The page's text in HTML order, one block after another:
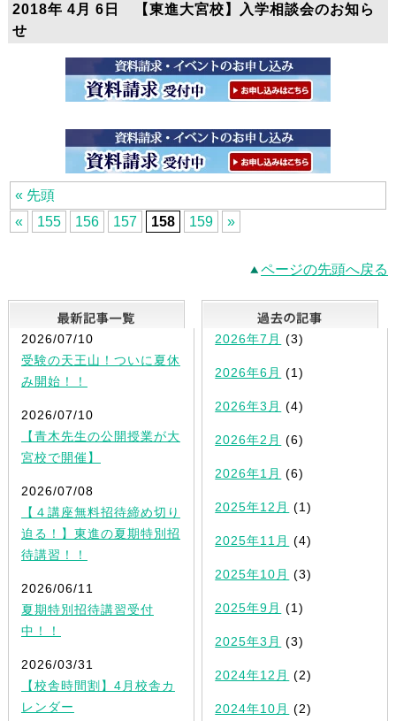
2018年 4月 6日 【東進大宮校】入学相談会のお知ら
せ
« 先頭
«
155 156 157 158 159 »
ページの先頭へ戻る
最新記事一覧
2026/07/10
受験の天王山！ついに夏休
み開始！！
2026/07/10
【青木先生の公開授業が大
宮校で開催】
2026/07/08
【４講座無料招待締め切り
迫る！】東進の夏期特別招
待講習！！
2026/06/11
夏期特別招待講習受付
中！！
2026/03/31
【校舎時間割】4月校舎カ
レンダー
2026年7月 (3)
2026年6月 (1)
2026年3月 (4)
2026年2月 (6)
2026年1月 (6)
2025年12月 (1)
2025年11月 (4)
2025年10月 (3)
2025年9月 (1)
2025年3月 (3)
2024年12月 (2)
2024年10月 (2)